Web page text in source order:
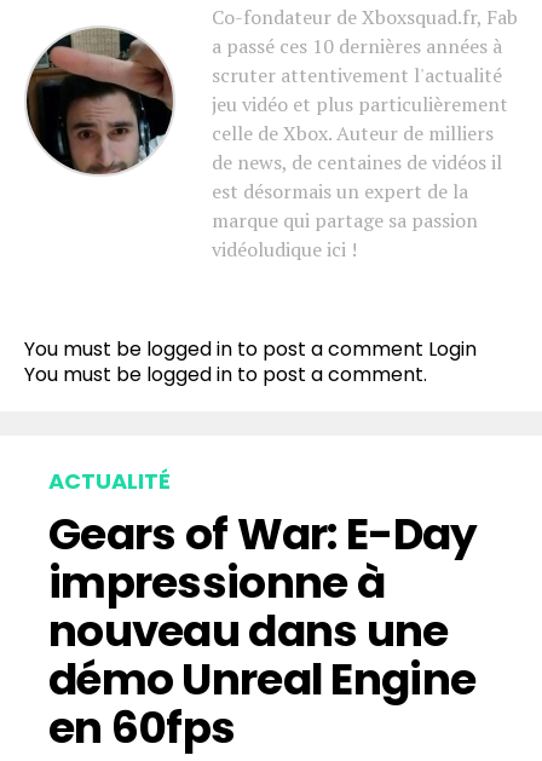
Co-fondateur de Xboxsquad.fr, Fab
a passé ces 10 dernières années à
scruter attentivement l'actualité
jeu vidéo et plus particulièrement
celle de Xbox. Auteur de milliers
de news, de centaines de vidéos il
est désormais un expert de la
marque qui partage sa passion
vidéoludique ici !
You must be logged in to post a comment Login
You must be logged in to post a comment.
ACTUALITÉ
Gears of War: E-Day
impressionne à
nouveau dans une
démo Unreal Engine
en 60fps